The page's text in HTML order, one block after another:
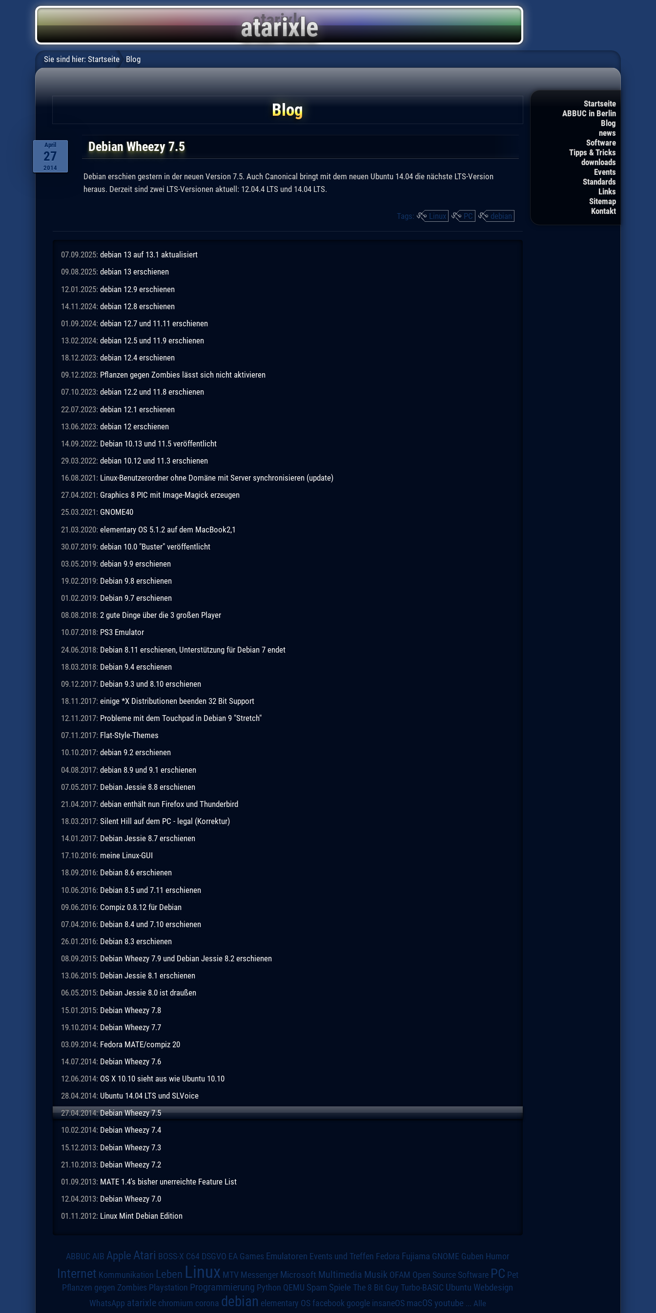
Startseite
ABBUC in Berlin
Blog
news
Software
Tipps & Tricks
downloads
Events
Standards
Links
Sitemap
Kontakt
Sie sind hier: Startseite Blog
Blog
April
27
2014
Debian Wheezy 7.5
Debian erschien gestern in der neuen Version 7.5. Auch Canonical bringt mit dem neuen Ubuntu 14.04 die nächste LTS-Version
heraus. Derzeit sind zwei LTS-Versionen aktuell: 12.04.4 LTS und 14.04 LTS.
Tags: Linux PC debian
07.09.2025: debian 13 auf 13.1 aktualisiert
09.08.2025: debian 13 erschienen
12.01.2025: debian 12.9 erschienen
14.11.2024: debian 12.8 erschienen
01.09.2024: debian 12.7 und 11.11 erschienen
13.02.2024: debian 12.5 und 11.9 erschienen
18.12.2023: debian 12.4 erschienen
09.12.2023: Pflanzen gegen Zombies lässt sich nicht aktivieren
07.10.2023: debian 12.2 und 11.8 erschienen
22.07.2023: debian 12.1 erschienen
13.06.2023: debian 12 erschienen
14.09.2022: Debian 10.13 und 11.5 veröffentlicht
29.03.2022: debian 10.12 und 11.3 erschienen
16.08.2021: Linux-Benutzerordner ohne Domäne mit Server synchronisieren (update)
27.04.2021: Graphics 8 PIC mit Image-Magick erzeugen
25.03.2021: GNOME40
21.03.2020: elementary OS 5.1.2 auf dem MacBook2,1
30.07.2019: debian 10.0 "Buster" veröffentlicht
03.05.2019: debian 9.9 erschienen
19.02.2019: Debian 9.8 erschienen
01.02.2019: Debian 9.7 erschienen
08.08.2018: 2 gute Dinge über die 3 großen Player
10.07.2018: PS3 Emulator
24.06.2018: Debian 8.11 erschienen, Unterstützung für Debian 7 endet
18.03.2018: Debian 9.4 erschienen
09.12.2017: Debian 9.3 und 8.10 erschienen
18.11.2017: einige *X Distributionen beenden 32 Bit Support
12.11.2017: Probleme mit dem Touchpad in Debian 9 "Stretch"
07.11.2017: Flat-Style-Themes
10.10.2017: debian 9.2 erschienen
04.08.2017: debian 8.9 und 9.1 erschienen
07.05.2017: Debian Jessie 8.8 erschienen
21.04.2017: debian enthält nun Firefox und Thunderbird
18.03.2017: Silent Hill auf dem PC - legal (Korrektur)
14.01.2017: Debian Jessie 8.7 erschienen
17.10.2016: meine Linux-GUI
18.09.2016: Debian 8.6 erschienen
10.06.2016: Debian 8.5 und 7.11 erschienen
09.06.2016: Compiz 0.8.12 für Debian
07.04.2016: Debian 8.4 und 7.10 erschienen
26.01.2016: Debian 8.3 erschienen
08.09.2015: Debian Wheezy 7.9 und Debian Jessie 8.2 erschienen
13.06.2015: Debian Jessie 8.1 erschienen
06.05.2015: Debian Jessie 8.0 ist draußen
15.01.2015: Debian Wheezy 7.8
19.10.2014: Debian Wheezy 7.7
03.09.2014: Fedora MATE/compiz 20
14.07.2014: Debian Wheezy 7.6
12.06.2014: OS X 10.10 sieht aus wie Ubuntu 10.10
28.04.2014: Ubuntu 14.04 LTS und SLVoice
27.04.2014:Debian Wheezy 7.5
10.02.2014: Debian Wheezy 7.4
15.12.2013: Debian Wheezy 7.3
21.10.2013: Debian Wheezy 7.2
01.09.2013: MATE 1.4's bisher unerreichte Feature List
12.04.2013: Debian Wheezy 7.0
01.11.2012: Linux Mint Debian Edition
ABBUC AIB Apple Atari BOSS-X C64 DSGVO EA Games Emulatoren Events und Treffen Fedora Fujiama GNOME Guben Humor
Internet Kommunikation Leben Linux MTV Messenger Microsoft Multimedia Musik OFAM Open Source Software PC Pet
Pflanzen gegen Zombies Playstation Programmierung Python QEMU Spam Spiele The 8 Bit Guy Turbo-BASIC Ubuntu Webdesign
WhatsApp atarixle chromium corona debian elementary OS facebook google insaneOS macOS youtube ... Alle